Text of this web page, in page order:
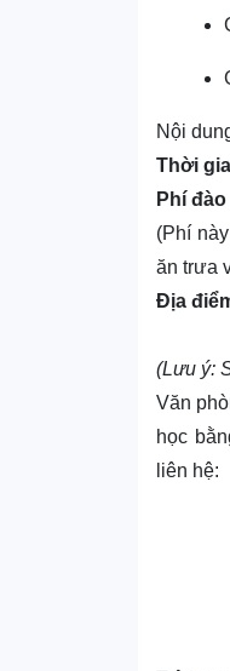
Nội
Thời
Phí
(Phí
ăn trưa
Địa
Viện
(Lưu ý:
Văn
học
liên hệ: